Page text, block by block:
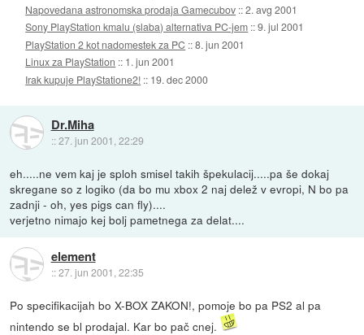
Napovedana astronomska prodaja Gamecubov ::2. avg 2001
Sony PlayStation kmalu (slaba) alternativa PC-jem ::9. jul 2001
PlayStation 2 kot nadomestek za PC ::8. jun 2001
Linux za PlayStation :: 1. jun 2001
Irak kupuje PlayStatione2! :: 19. dec 2000
Dr.Miha
::27. jun 2001, 22:29
eh.....ne vem kaj je sploh smisel takih špekulacij.....pa še dokaj
skregane so z logiko (da bo mu xbox 2 naj delež v evropi, N bo pa
zadnji - oh, yes pigs can fly)....
verjetno nimajo kej bolj pametnega za delat....
element
::27. jun 2001, 22:35
Po specifikacijah bo X-BOX ZAKON!, pomoje bo pa PS2 al pa
nintendo se bl prodajal. Kar bo pač cnej.